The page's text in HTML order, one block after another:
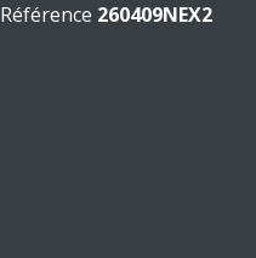
Référence 260409NEX2